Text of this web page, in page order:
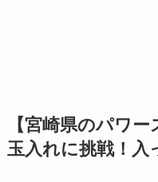
【宮崎県のパワ
玉入れに挑戦！入